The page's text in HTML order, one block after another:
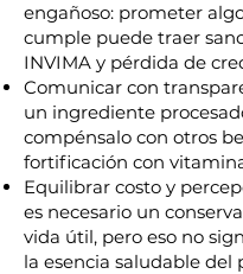
engañoso: prometer
cumple puede traer
INVIMA y pérdida de
Comunicar con
un ingrediente
compénsalo con otros
fortificación con
Equilibrar costo y
es necesario un
vida útil, pero eso no
la esencia saludable del